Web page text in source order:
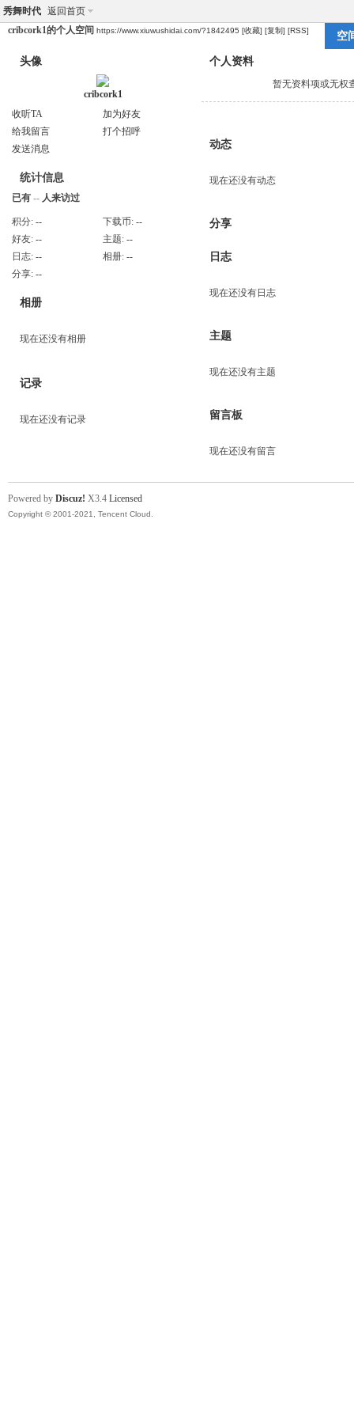
秀舞时代 返回首页
cribcork1的个人空间 https://www.xiuwushidai.com/?1842495 [收藏] [复制] [RSS] 空
头像
cribcork1
收听TA
加为好友
给我留言
打个招呼
发送消息
统计信息
已有 -- 人来访过
积分: -- 下载币: --
好友: -- 主题: --
日志: -- 相册: --
分享: --
相册
现在还没有相册
记录
现在还没有记录
个人资料
暂无资料项或无权
动态
现在还没有动态
分享
日志
现在还没有日志
主题
现在还没有主题
留言板
现在还没有留言
Powered by Discuz! X3.4 Licensed
Copyright © 2001-2021, Tencent Cloud.